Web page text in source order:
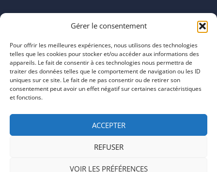
Gérer le consentement
Pour offrir les meilleures expériences, nous utilisons des technologies
telles que les cookies pour stocker et/ou accéder aux informations des
appareils. Le fait de consentir à ces technologies nous permettra de
traiter des données telles que le comportement de navigation ou les ID
uniques sur ce site. Le fait de ne pas consentir ou de retirer son
consentement peut avoir un effet négatif sur certaines caractéristiques
et fonctions.
ACCEPTER
REFUSER
VOIR LES PRÉFÉRENCES
mardi 11:00–23:00
jeudi 11:00–23:00
vendredi 11:00–23:00
samedi 11:00–20:00
dimanche 11:00–20:00